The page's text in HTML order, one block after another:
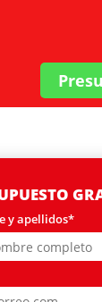
y apellidos*